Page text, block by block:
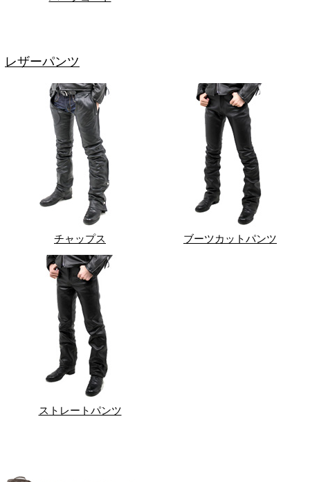
レザーパンツ
チャップス ブーツカットパンツ
ストレートパンツ